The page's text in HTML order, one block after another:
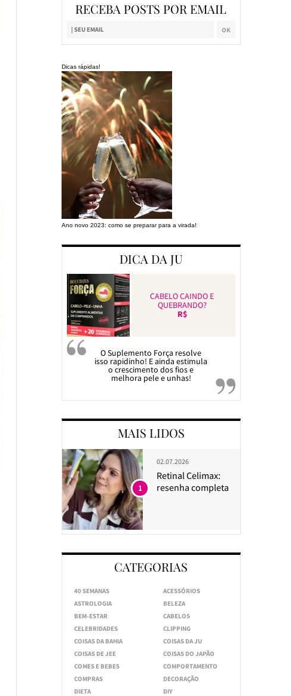
RECEBA POSTS POR EMAIL
Dicas rápidas!
Ano novo 2023: como se preparar para a virada!
DICA DA JU
CABELO CAINDO E
QUEBRANDO?
R$
O Suplemento Força resolve
isso rapidinho! E ainda estimula
o crescimento dos fios e
melhora pele e unhas!
MAIS LIDOS
02.07.2026
Retinal Celimax:
resenha completa
1
CATEGORIAS
40 SEMANAS
ACESSÓRIOS
ASTROLOGIA
BELEZA
BEM-ESTAR
CABELOS
CELEBRIDADES
CLIPPING
COISAS DA BAHIA
COISAS DA JU
COISAS DE JEE
COISAS DO JAPÃO
COMES E BEBES
COMPORTAMENTO
COMPRAS
DECORAÇÃO
DIETA
DIY